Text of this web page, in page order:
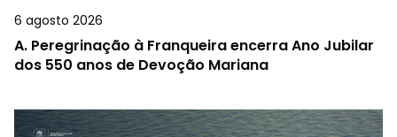
6 agosto 2026
A. Peregrinação à Franqueira encerra Ano Jubilar
dos 550 anos de Devoção Mariana